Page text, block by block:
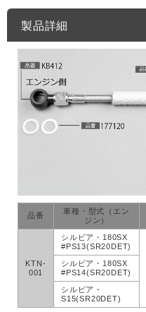
製品詳細
品番
車種・型式（エン
ジン）
KTN-
001
シルビア・180SX
#PS13(SR20DET)
シルビア・180SX
#PS14(SR20DET)
シルビア・
S15(SR20DET)